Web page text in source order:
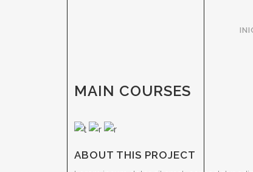
MAIN COURSES
ABOUT THIS PROJECT